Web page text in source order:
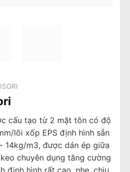
cấu tạo từ 2 mặt tôn có độ
lõi xốp EPS định hình sẵn
14kg/m3, được dán ép giữa
chuyên dụng tăng cường